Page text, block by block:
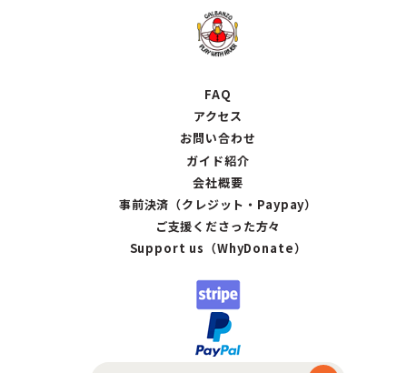
FAQ
アクセス
お問い合わせ
ガイド紹介
会社概要
事前決済（クレジット・Paypay）
ご支援くださった方々
Support us（WhyDonate）